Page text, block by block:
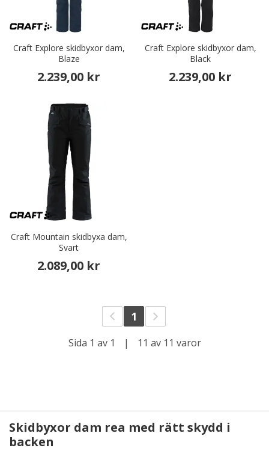
Craft Explore skidbyxor dam,
Blaze
2.239,00 kr
Craft Explore skidbyxor dam,
Black
2.239,00 kr
Craft Mountain skidbyxa dam,
Svart
2.089,00 kr
1
Sida 1 av 1 | 11 av 11 varor
Skidbyxor dam rea med rätt skydd i
backen